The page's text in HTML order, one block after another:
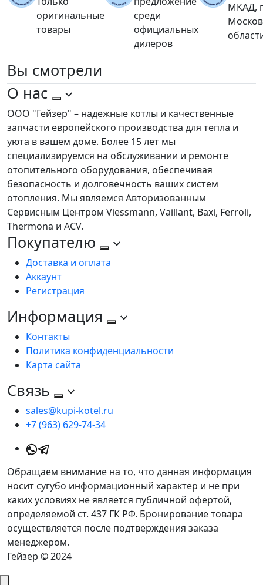
оригинальные
товары
среди
официальных
дилеров
МКАД,
Вы смотрели
О нас
ООО "Гейзер" – надежные котлы и качественные
запчасти европейского производства для тепла и
уюта в вашем доме. Более 15 лет мы
специализируемся на обслуживании и ремонте
отопительного оборудования, обеспечивая
безопасность и долговечность ваших систем
отопления. Мы являемся Авторизованным
Сервисным Центром Viessmann, Vaillant, Baxi, Ferroli,
Thermona и ACV.
Покупателю
Доставка и оплата
Аккаунт
Регистрация
Информация
Контакты
Политика конфиденциальности
Карта сайта
Связь
sales@kupi-kotel.ru
+7 (963) 629-74-34
Обращаем внимание на то, что данная информация
носит сугубо информационный характер и не при
каких условиях не является публичной офертой,
определяемой ст. 437 ГК РФ. Бронирование товара
осуществляется после подтверждения заказа
менеджером.
Гейзер © 2024